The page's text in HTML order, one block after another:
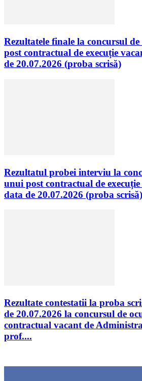
Rezultatele finale la concursul
post contractual de execuție
de 20.07.2026 (proba scrisă)
Rezultatul probei interviu la
unui post contractual de
data de 20.07.2026 (proba scrisă)
Rezultate contestatii la proba
de 20.07.2026 la concursul de
contractual vacant de
prof....